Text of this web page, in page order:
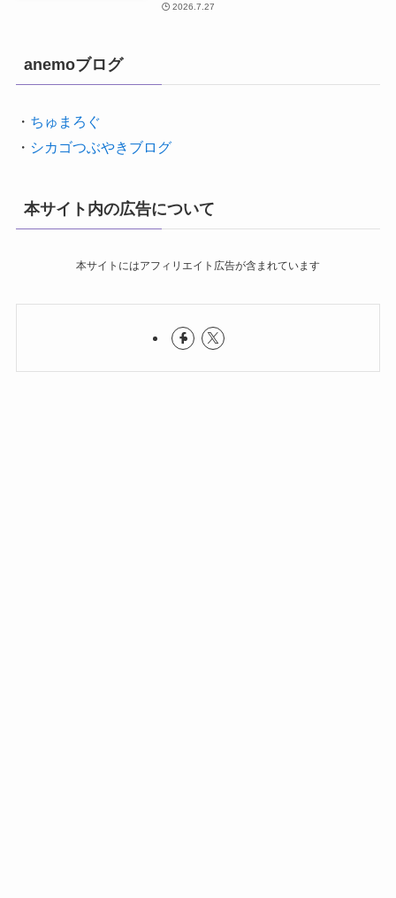
2026.7.27
anemoブログ
・ ちゅまろぐ
・ シカゴつぶやきブログ
本サイト内の広告について
本サイトにはアフィリエイト広告が含まれています